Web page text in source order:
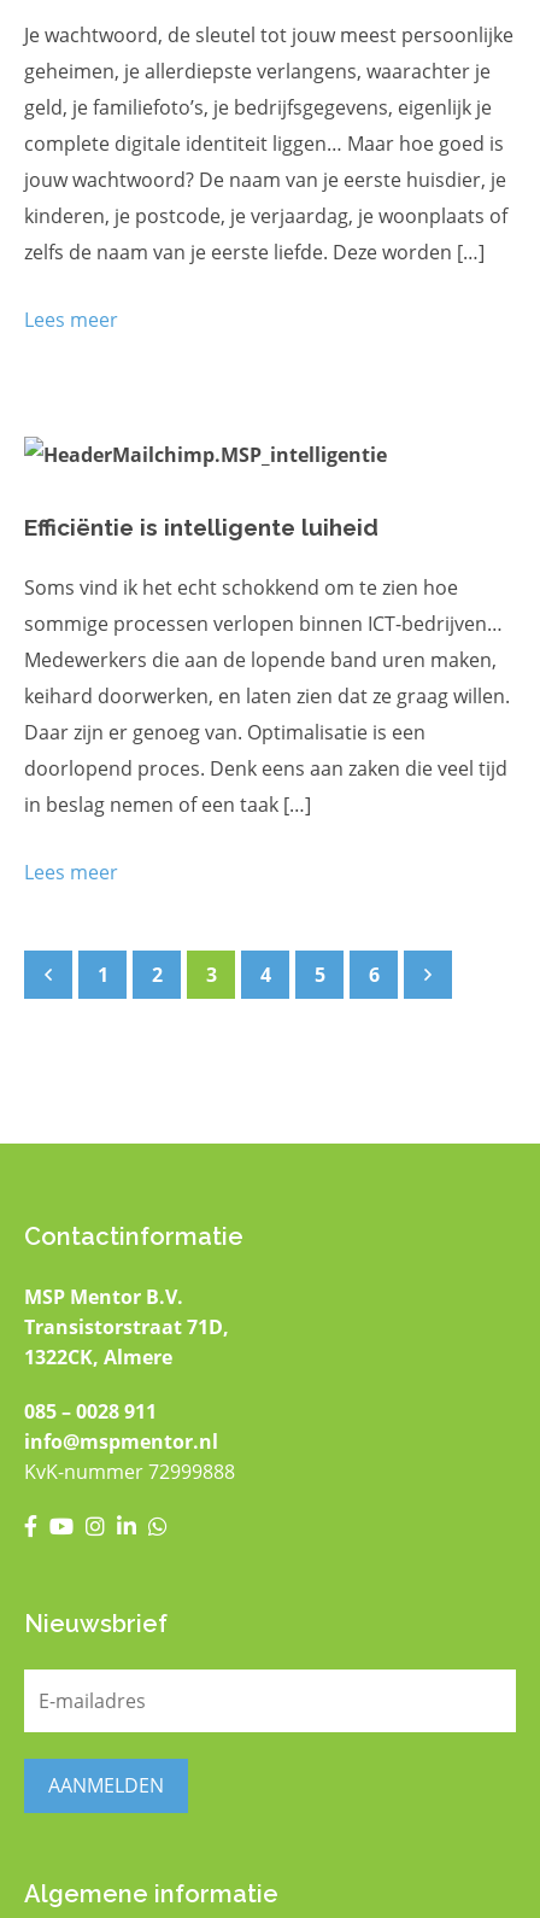
Je wachtwoord, de sleutel tot jouw meest persoonlijke
geheimen, je allerdiepste verlangens, waarachter je
geld, je familiefoto’s, je bedrijfsgegevens, eigenlijk je
complete digitale identiteit liggen… Maar hoe goed is
jouw wachtwoord? De naam van je eerste huisdier, je
kinderen, je postcode, je verjaardag, je woonplaats of
zelfs de naam van je eerste liefde. Deze worden […]
Lees meer
Efficiëntie is intelligente luiheid
Soms vind ik het echt schokkend om te zien hoe
sommige processen verlopen binnen ICT-bedrijven…
Medewerkers die aan de lopende band uren maken,
keihard doorwerken, en laten zien dat ze graag willen.
Daar zijn er genoeg van. Optimalisatie is een
doorlopend proces. Denk eens aan zaken die veel tijd
in beslag nemen of een taak […]
Lees meer
1 2 3 4 5 6
Contactinformatie
MSP Mentor B.V.
Transistorstraat 71D,
1322CK, Almere
085 – 0028 911
info@mspmentor.nl
KvK-nummer 72999888
Nieuwsbrief
mailadres
AANMELDEN
Algemene informatie